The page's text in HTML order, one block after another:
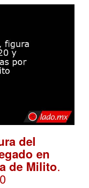
del
en
de Milito.